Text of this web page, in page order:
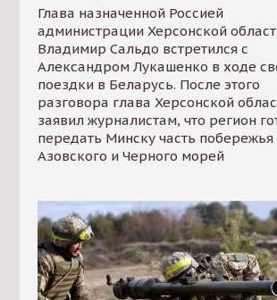
Глава назначенной Россией
администрации Херсонской
Владимир Сальдо встретился с
Александром Лукашенко в ходе
поездки в Беларусь. После этого
разговора глава Херсонской
заявил журналистам, что регион
передать Минску часть побережья
Азовского и Черного морей